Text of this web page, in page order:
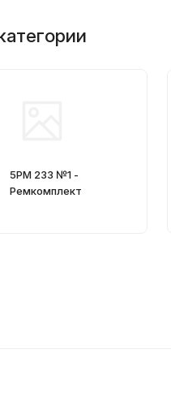
5РМ 233 №1 -
Ремкомплект